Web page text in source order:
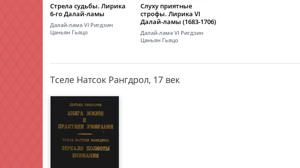
Стрела судьбы. Лирика
6-го Далай-ламы
Далай-лама VI Ригдзин
Цаньян Гьяцо
Слуху приятные
строфы. Лирика VI
Далай-ламы (1683-1706)
Далай-лама VI Ригдзин
Цаньян Гьяцо
Тселе Натсок Рангдрол, 17 век